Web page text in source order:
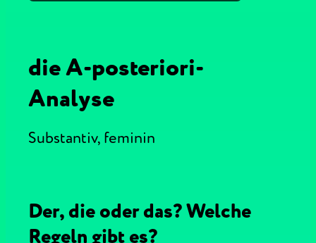
die A-posteriori-
Analyse
Substantiv, feminin
Der, die oder das? Welche
Regeln gibt es?